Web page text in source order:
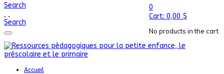
0
Cart: 0,00 $
No products in the cart.
Search
Search
Accueil